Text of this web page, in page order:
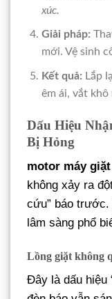
xúc.
Giải pháp:
mới. Vệ sinh
Kết quả: Lắp
êm ái, vắt khô
Dấu Hiệu
Bị Hỏng
motor máy
không xảy ra
cứu” báo
lâm sàng phổ
Lồng giặt không
Đây là dấu hiệu